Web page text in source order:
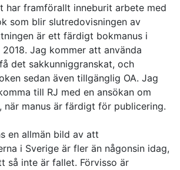
har framförallt inneburit arbete med
som blir slutredovisningen av
är ett färdigt bokmanus i
Jag kommer att använda
det sakkunniggranskat, och
sedan även tillgänglig OA. Jag
till RJ med en ansökan om
när manus är färdigt för publicering.
en allmän bild av att
i Sverige är fler än någonsin idag,
så inte är fallet. Förvisso är